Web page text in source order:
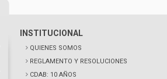
INSTITUCIONAL
QUIENES SOMOS
REGLAMENTO Y RESOLUCIONES
CDAB: 10 AÑOS